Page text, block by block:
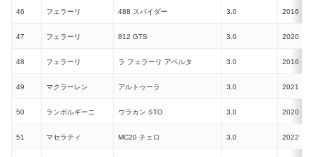
46 フェラーリ 488 スパイダー 3.0 2016
47 フェラーリ 812 GTS 3.0 2020
48 フェラーリ ラ フェラーリ アペルタ 3.0 2016
49 マクラーレン アルトゥーラ 3.0 2021
50 ランボルギーニ ウラカン STO 3.0 2020
51 マセラティ MC20 チェロ 3.0 2022